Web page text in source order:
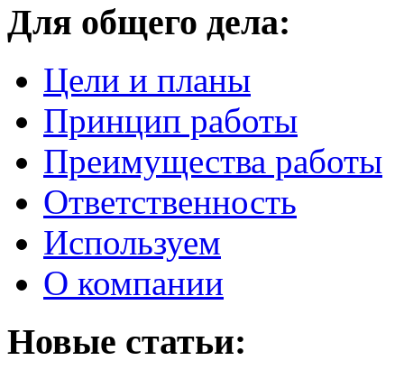
Для общего дела:
Цели и планы
Принцип работы
Преимущества работы
Ответственность
Используем
О компании
Новые статьи: